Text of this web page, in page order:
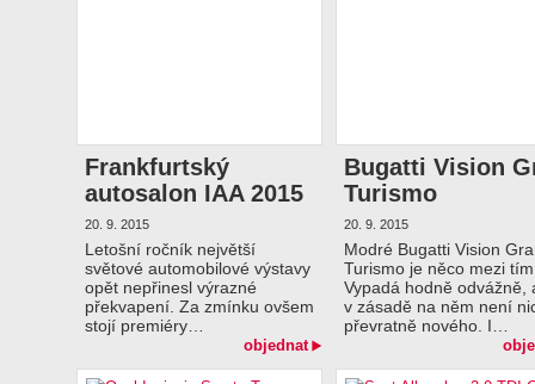
Frankfurtský
autosalon IAA 2015
20. 9. 2015
Letošní ročník největší
světové automobilové výstavy
opět nepřinesl výrazné
překvapení. Za zmínku ovšem
stojí premiéry…
objednat
Bugatti Vision
Turismo
20. 9. 2015
Modré Bugatti Vision
Turismo je něco mezi
Vypadá hodně odvážně,
v zásadě na něm není
převratně nového. I…